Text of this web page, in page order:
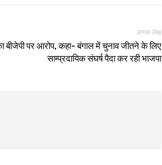
अगला लेख
बीजेपी पर आरोप, कहा- बंगाल में चुनाव जीतने के लिए
साम्प्रदायिक संघर्ष पैदा कर रही भाजपा